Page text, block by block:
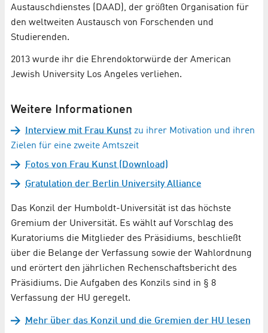
Austauschdienstes (DAAD), der größten Organisation für
den weltweiten Austausch von Forschenden und
Studierenden.
2013 wurde ihr die Ehrendoktorwürde der American
Jewish University Los Angeles verliehen.
Weitere Informationen
Interview mit Frau Kunst zu ihrer Motivation und ihren
Zielen für eine zweite Amtszeit
Fotos von Frau Kunst (Download)
Gratulation der Berlin University Alliance
Das Konzil der Humboldt-Universität ist das höchste
Gremium der Universität. Es wählt auf Vorschlag des
Kuratoriums die Mitglieder des Präsidiums, beschließt
über die Belange der Verfassung sowie der Wahlordnung
und erörtert den jährlichen Rechenschaftsbericht des
Präsidiums. Die Aufgaben des Konzils sind in § 8
Verfassung der HU geregelt.
Mehr über das Konzil und die Gremien der HU lesen